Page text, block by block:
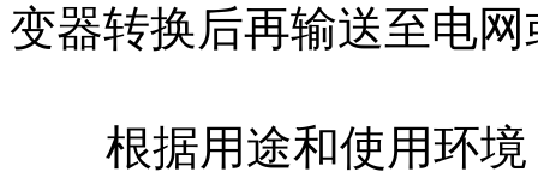
变器转换后再输送至电
根据用途和使用环境